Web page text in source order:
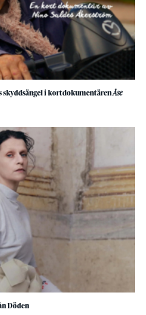
skyddsängel i kortdokumentärenÅse
Döden